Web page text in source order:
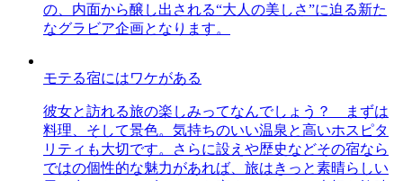
の、内面から醸し出される“大人の美しさ”に迫る新た
なグラビア企画となります。
モテる宿にはワケがある
彼女と訪れる旅の楽しみってなんでしょう？ まずは
料理、そして景色。気持ちのいい温泉と高いホスピタ
リティも大切です。さらに設えや歴史などその宿なら
ではの個性的な魅力があれば、旅はきっと素晴らしい